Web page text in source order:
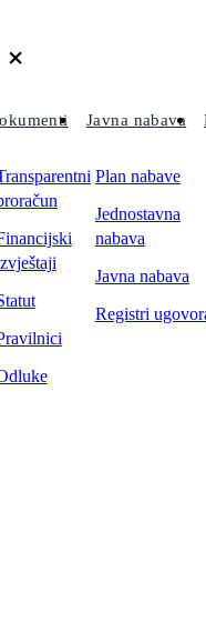
Javna nabava
Plan nabave
Jednostavna
nabava
Javna nabava
Registri